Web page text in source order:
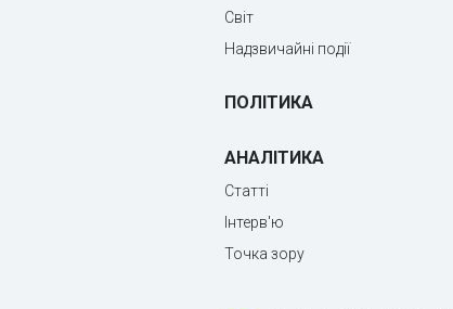
Світ
Надзвичайні події
ПОЛІТИКА
АНАЛІТИКА
Статті
Інтерв'ю
Точка зору